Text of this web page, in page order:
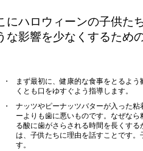
にハロウィーンの子供た
な影響を少なくするため
・
まず最初に、健康的な食事をとるよ
くとも口をゆすぐよう指導します。
・
ナッツやピーナッツバターが入った
ーよりも歯に悪いものです。なぜな
る酸に歯がさらされる時間を長くす
は、子供たちに理由を話すことです
す。